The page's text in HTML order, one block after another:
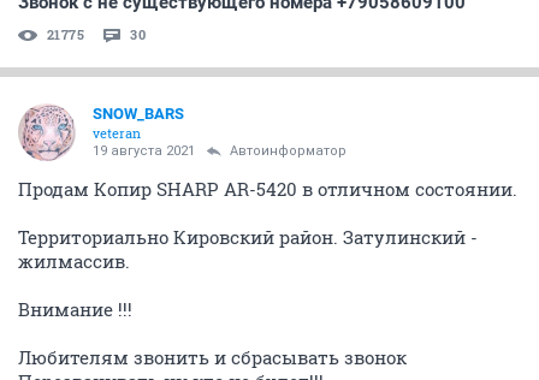
21775 30
SNOW_BARS
veteran
19 августа 2021 Автоинформатор
Продам Копир SHARP AR-5420 в отличном состоянии.
Территориально Кировский район. Затулинский -
жилмассив.
Внимание !!!
Любителям звонить и сбрасывать звонок